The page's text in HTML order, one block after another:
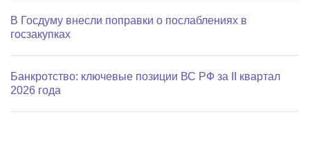
В Госдуму внесли поправки о послаблениях в
госзакупках
Банкротство: ключевые позиции ВС РФ за II квартал
2026 года